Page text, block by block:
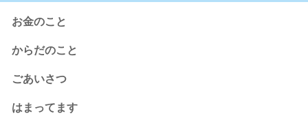
お金のこと
からだのこと
ごあいさつ
はまってます